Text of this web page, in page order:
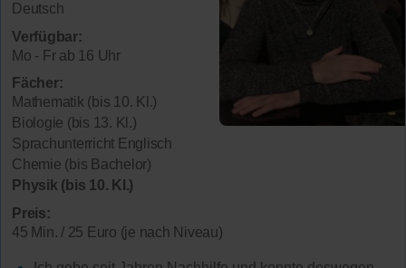
Deutsch
Verfügbar:
Mo - Fr ab 16 Uhr
Fächer:
Mathematik (bis 10. Kl.)
Biologie (bis 13. Kl.)
Sprachunterricht Englisch
Chemie (bis Bachelor)
Physik (bis 10. Kl.)
Preis:
45 Min. / 25 Euro (je nach Niveau)